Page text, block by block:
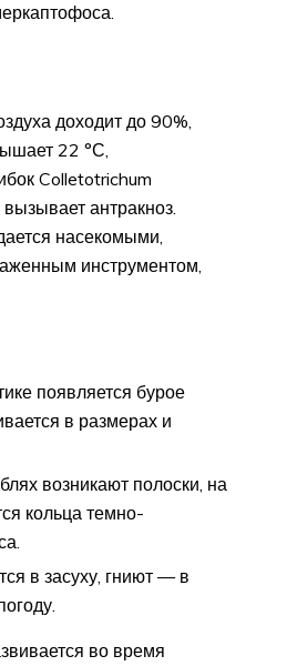
доходит до 90%,
22 °С,
Colletotrichum
антракноз.
насекомыми,
инструментом,
появляется бурое
в размерах и
возникают полоски, на
кольца темно-
в засуху, гниют — в
во время